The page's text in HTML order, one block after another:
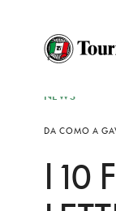
NEWS
DA COMO A
I 10